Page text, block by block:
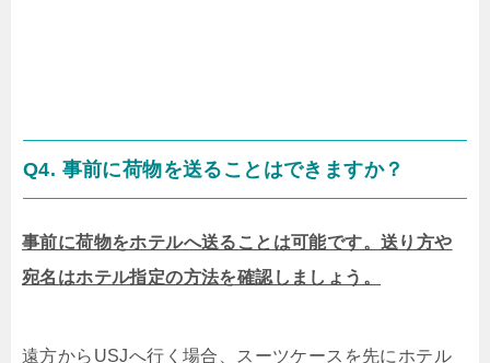
Q4. 事前に荷物を送ることはできますか？
事前に荷物をホテルへ送ることは可能です。送り方や
宛名はホテル指定の方法を確認しましょう。
遠方からUSJへ行く場合、スーツケースを先にホテル